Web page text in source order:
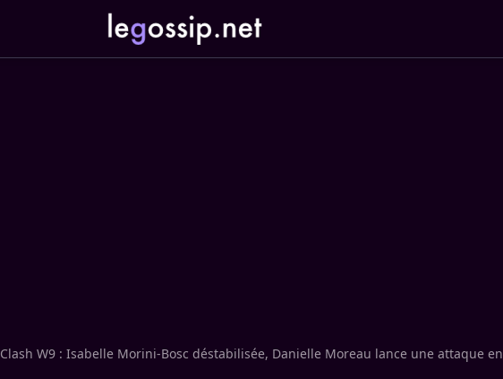
Clash W9 : Isabelle Morini-Bosc déstabilisée, Danielle Moreau lance une attaque en